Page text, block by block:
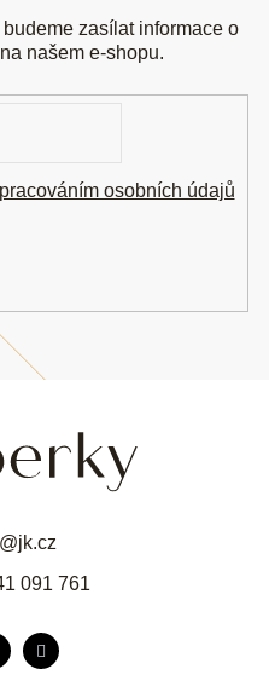
@jk.cz
091 761
zasílat informace o
našem e-shopu.
osobních údajů